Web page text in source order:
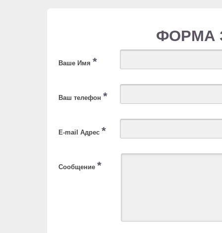
ФОРМА
Ваше Имя *
Ваш телефон *
E-mail Адрес *
Сообщение *